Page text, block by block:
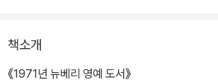
책소개
《1971년 뉴베리 영예 도서》